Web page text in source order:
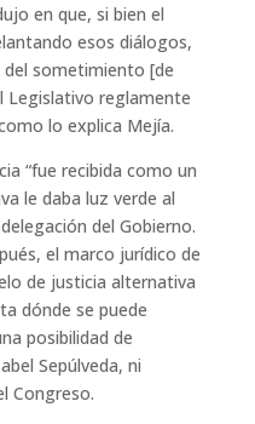
en que, si bien el
esos diálogos,
del sometimiento [de
Legislativo reglamente
lo explica Mejía.
“fue recibida como un
le daba luz verde al
del Gobierno.
el marco jurídico de
de justicia alternativa
dónde se puede
posibilidad de
Sepúlveda, ni
Congreso.